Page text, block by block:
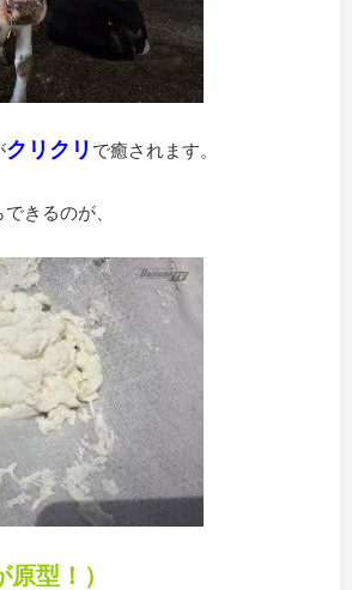
クリクリ で癒されます。
きるのが、
型！）